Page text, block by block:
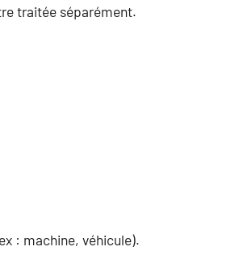
traitée séparément.
: machine, véhicule).